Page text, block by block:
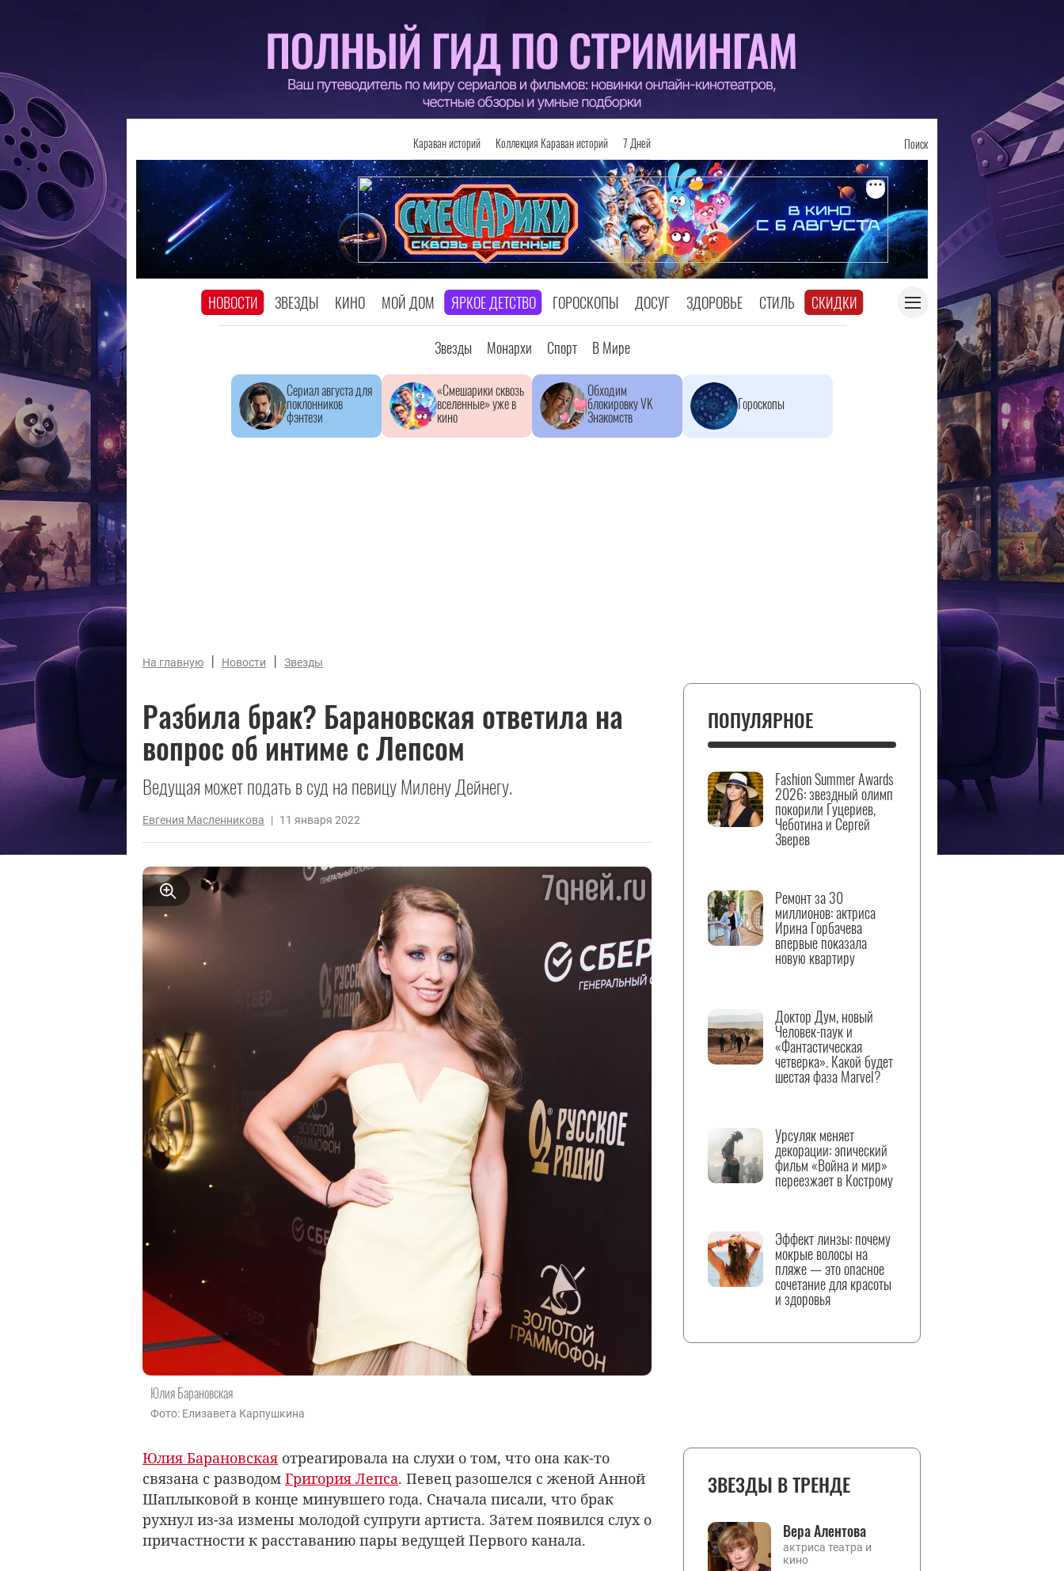
Караван историй Коллекция Караван историй 7 Дней Поиск
НОВОСТИ ЗВЕЗДЫ КИНО МОЙ ДОМ ЯРКОЕ ДЕТСТВО ГОРОСКОПЫ ДОСУГ ЗДОРОВЬЕ СТИЛЬ СКИДКИ
Звезды Монархи Спорт В Мире
Сериал августа для
поклонников
фэнтези
«Смешарики сквозь
вселенные» уже в
кино
Обходим
блокировку VK
Знакомств
Гороскопы
На главную | Новости | Звезды
Разбила брак? Барановская ответила на
вопрос об интиме с Лепсом
Ведущая может подать в суд на певицу Милену Дейнегу.
Евгения Масленникова | 11 января 2022
Юлия Барановская
Фото: Елизавета Карпушкина
Юлия Барановская отреагировала на слухи о том, что она как-то
связана с разводом Григория Лепса. Певец разошелся с женой Анной
Шаплыковой в конце минувшего года. Сначала писали, что брак
рухнул из-за измены молодой супруги артиста. Затем появился слух о
причастности к расставанию пары ведущей Первого канала.
ПОПУЛЯРНОЕ
Fashion Summer Awards
2026: звездный олимп
покорили Гуцериев,
Чеботина и Сергей
Зверев
Ремонт за 30
миллионов: актриса
Ирина Горбачева
впервые показала
новую квартиру
Доктор Дум, новый
Человек-паук и
«Фантастическая
четверка». Какой будет
шестая фаза Marvel?
Урсуляк меняет
декорации: эпический
фильм «Война и мир»
переезжает в Кострому
Эффект линзы: почему
мокрые волосы на
пляже — это опасное
сочетание для красоты
и здоровья
ЗВЕЗДЫ В ТРЕНДЕ
Вера Алентова
актриса театра и
кино